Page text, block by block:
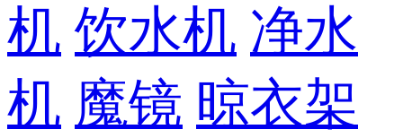
机 饮水机 净水
机 魔镜 晾衣架